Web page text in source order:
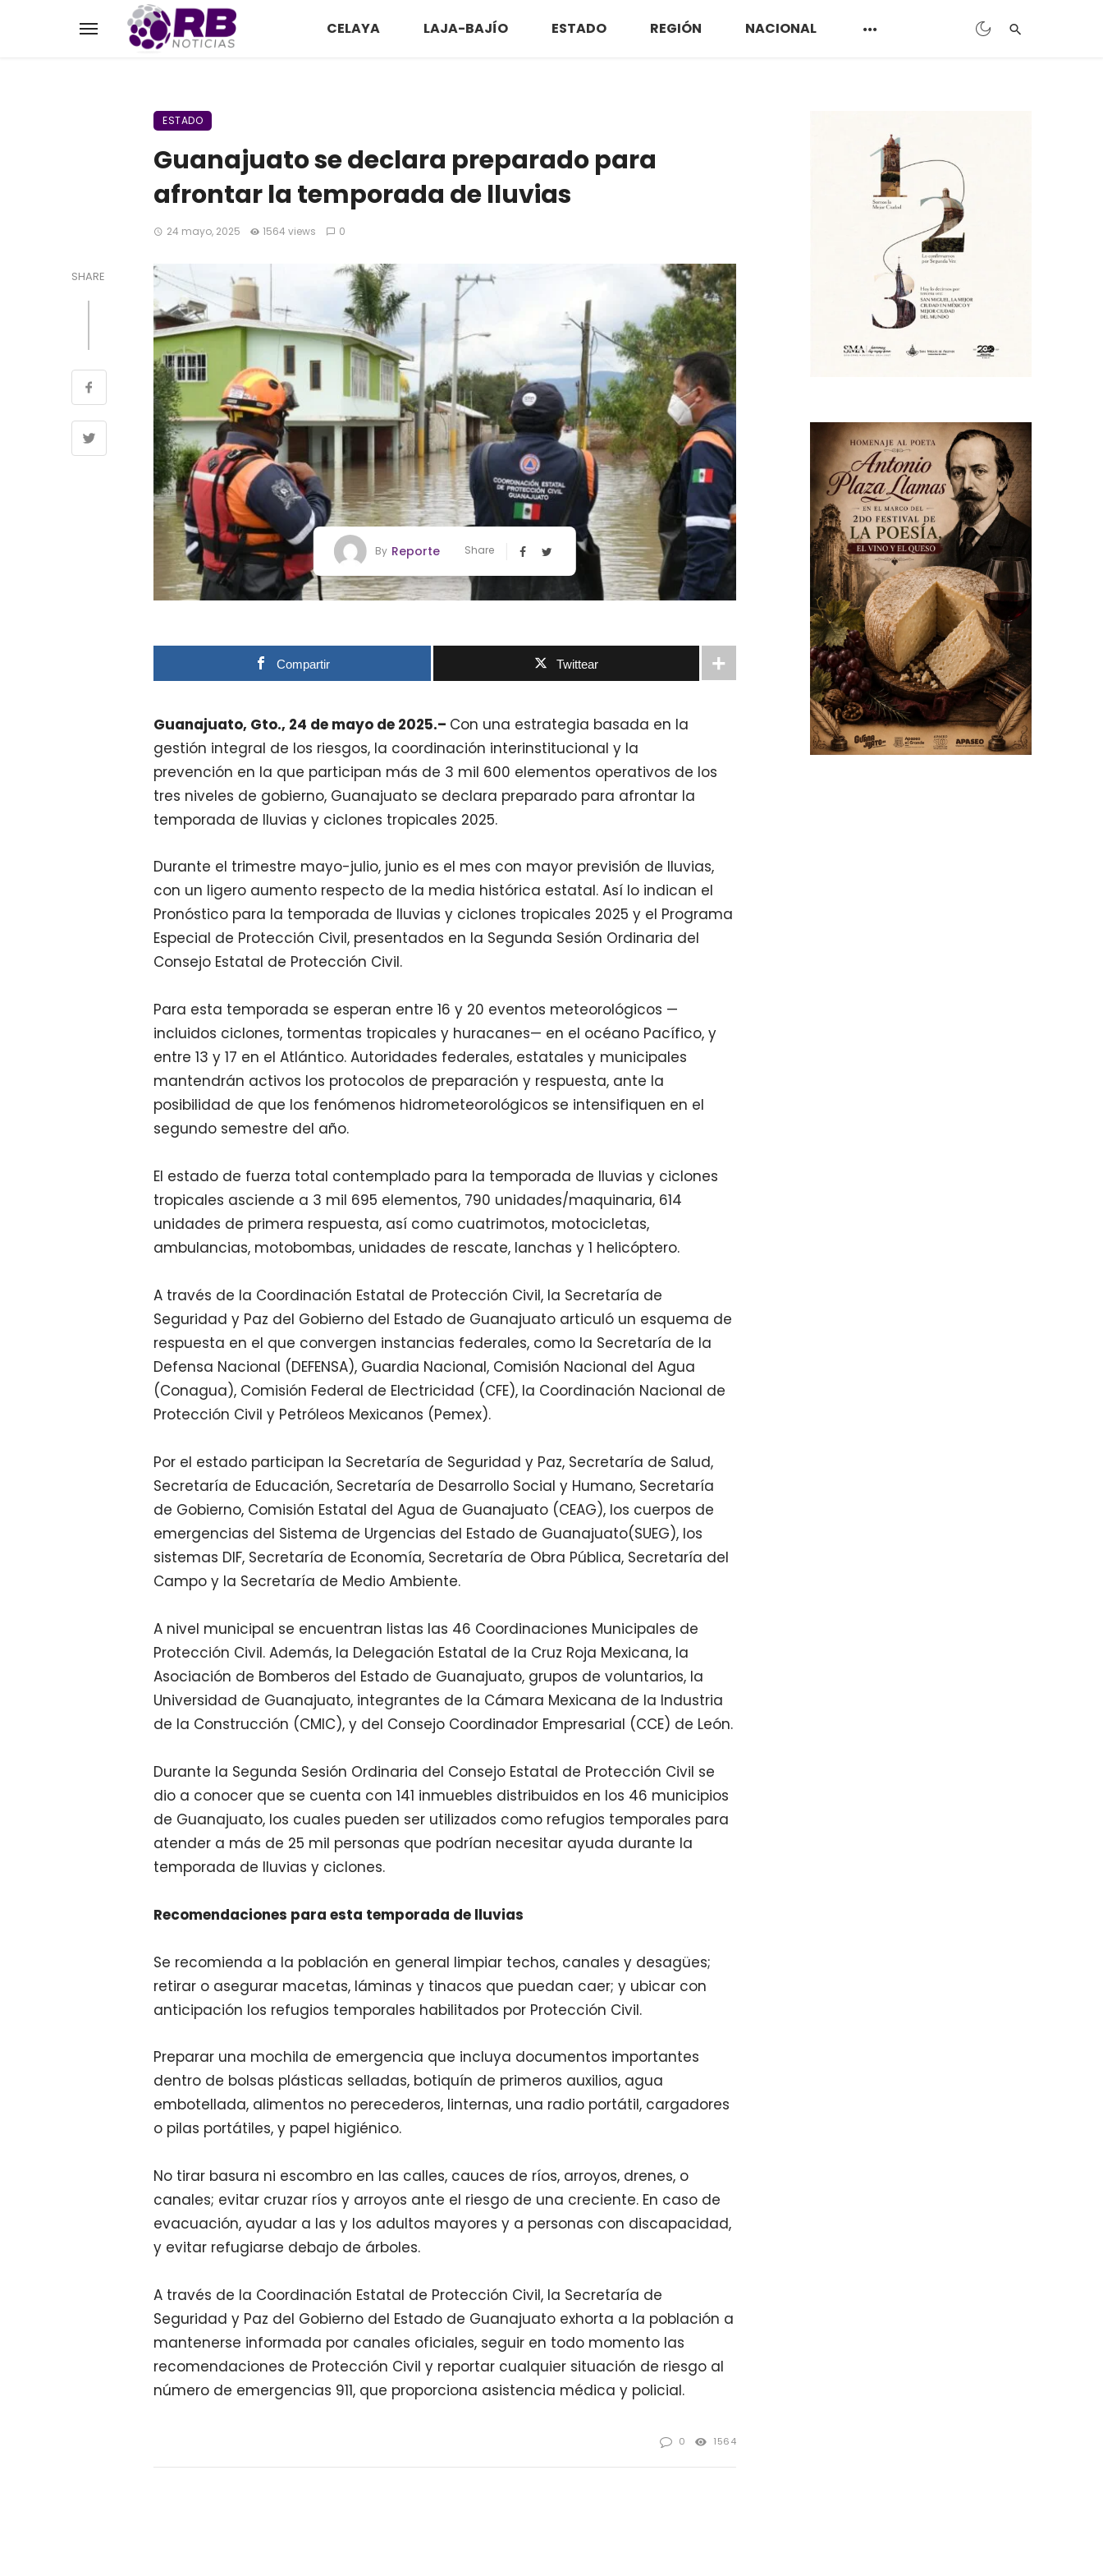
CELAYA LAJA-BAJÍO ESTADO REGIÓN NACIONAL
ESTADO
Guanajuato se declara preparado para
afrontar la temporada de lluvias
24 mayo, 2025 1564 views 0
SHARE
By Reporte Share
Compartir Twittear
Guanajuato, Gto., 24 de mayo de 2025.– Con una estrategia basada en la
gestión integral de los riesgos, la coordinación interinstitucional y la
prevención en la que participan más de 3 mil 600 elementos operativos de los
tres niveles de gobierno, Guanajuato se declara preparado para afrontar la
temporada de lluvias y ciclones tropicales 2025.
Durante el trimestre mayo-julio, junio es el mes con mayor previsión de lluvias,
con un ligero aumento respecto de la media histórica estatal. Así lo indican el
Pronóstico para la temporada de lluvias y ciclones tropicales 2025 y el Programa
Especial de Protección Civil, presentados en la Segunda Sesión Ordinaria del
Consejo Estatal de Protección Civil.
Para esta temporada se esperan entre 16 y 20 eventos meteorológicos —
incluidos ciclones, tormentas tropicales y huracanes— en el océano Pacífico, y
entre 13 y 17 en el Atlántico. Autoridades federales, estatales y municipales
mantendrán activos los protocolos de preparación y respuesta, ante la
posibilidad de que los fenómenos hidrometeorológicos se intensifiquen en el
segundo semestre del año.
El estado de fuerza total contemplado para la temporada de lluvias y ciclones
tropicales asciende a 3 mil 695 elementos, 790 unidades/maquinaria, 614
unidades de primera respuesta, así como cuatrimotos, motocicletas,
ambulancias, motobombas, unidades de rescate, lanchas y 1 helicóptero.
A través de la Coordinación Estatal de Protección Civil, la Secretaría de
Seguridad y Paz del Gobierno del Estado de Guanajuato articuló un esquema de
respuesta en el que convergen instancias federales, como la Secretaría de la
Defensa Nacional (DEFENSA), Guardia Nacional, Comisión Nacional del Agua
(Conagua), Comisión Federal de Electricidad (CFE), la Coordinación Nacional de
Protección Civil y Petróleos Mexicanos (Pemex).
Por el estado participan la Secretaría de Seguridad y Paz, Secretaría de Salud,
Secretaría de Educación, Secretaría de Desarrollo Social y Humano, Secretaría
de Gobierno, Comisión Estatal del Agua de Guanajuato (CEAG), los cuerpos de
emergencias del Sistema de Urgencias del Estado de Guanajuato(SUEG), los
sistemas DIF, Secretaría de Economía, Secretaría de Obra Pública, Secretaría del
Campo y la Secretaría de Medio Ambiente.
A nivel municipal se encuentran listas las 46 Coordinaciones Municipales de
Protección Civil. Además, la Delegación Estatal de la Cruz Roja Mexicana, la
Asociación de Bomberos del Estado de Guanajuato, grupos de voluntarios, la
Universidad de Guanajuato, integrantes de la Cámara Mexicana de la Industria
de la Construcción (CMIC), y del Consejo Coordinador Empresarial (CCE) de León.
Durante la Segunda Sesión Ordinaria del Consejo Estatal de Protección Civil se
dio a conocer que se cuenta con 141 inmuebles distribuidos en los 46 municipios
de Guanajuato, los cuales pueden ser utilizados como refugios temporales para
atender a más de 25 mil personas que podrían necesitar ayuda durante la
temporada de lluvias y ciclones.
Recomendaciones para esta temporada de lluvias
Se recomienda a la población en general limpiar techos, canales y desagües;
retirar o asegurar macetas, láminas y tinacos que puedan caer; y ubicar con
anticipación los refugios temporales habilitados por Protección Civil.
Preparar una mochila de emergencia que incluya documentos importantes
dentro de bolsas plásticas selladas, botiquín de primeros auxilios, agua
embotellada, alimentos no perecederos, linternas, una radio portátil, cargadores
o pilas portátiles, y papel higiénico.
No tirar basura ni escombro en las calles, cauces de ríos, arroyos, drenes, o
canales; evitar cruzar ríos y arroyos ante el riesgo de una creciente. En caso de
evacuación, ayudar a las y los adultos mayores y a personas con discapacidad,
y evitar refugiarse debajo de árboles.
A través de la Coordinación Estatal de Protección Civil, la Secretaría de
Seguridad y Paz del Gobierno del Estado de Guanajuato exhorta a la población a
mantenerse informada por canales oficiales, seguir en todo momento las
recomendaciones de Protección Civil y reportar cualquier situación de riesgo al
número de emergencias 911, que proporciona asistencia médica y policial.
0 1564